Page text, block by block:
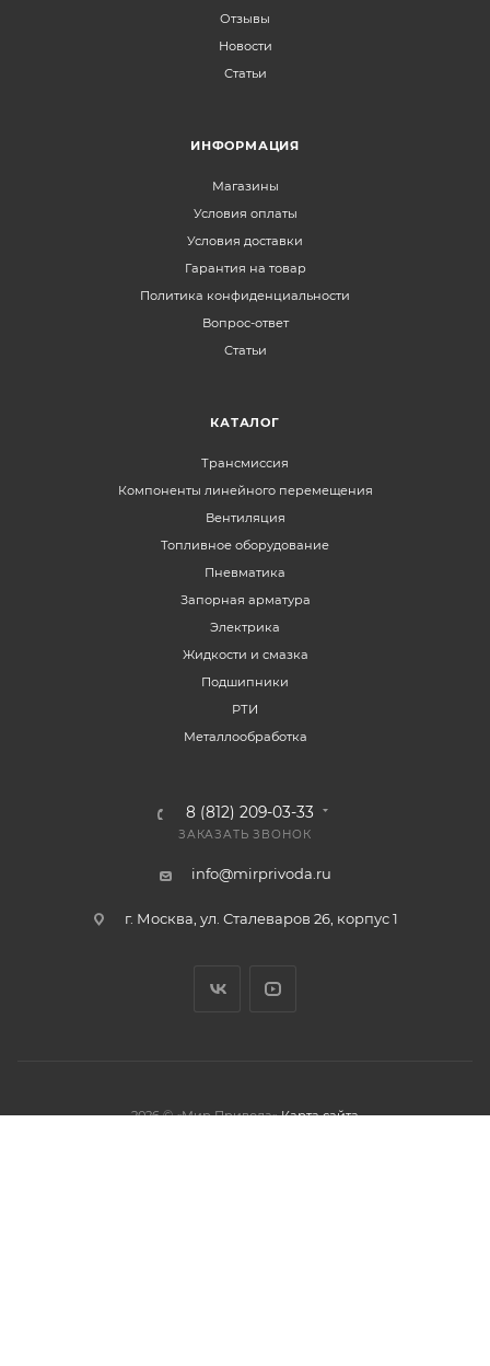
Отзывы
Новости
Статьи
ИНФОРМАЦИЯ
Магазины
Условия оплаты
Условия доставки
Гарантия на товар
Политика конфиденциальности
Вопрос-ответ
Статьи
КАТАЛОГ
Трансмиссия
Компоненты линейного перемещения
Вентиляция
Топливное оборудование
Пневматика
Запорная арматура
Электрика
Жидкости и смазка
Подшипники
РТИ
Металлообработка
8 (812) 209-03-33
ЗАКАЗАТЬ ЗВОНОК
info@mirprivoda.ru
г. Москва, ул. Сталеваров 26, корпус 1
2026 © «Мир Привода» Карта сайта